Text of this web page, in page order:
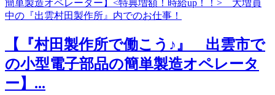
【『村田製作所で働こう♪』 出雲市で
の小型電子部品の簡単製造オペレータ
ー】...